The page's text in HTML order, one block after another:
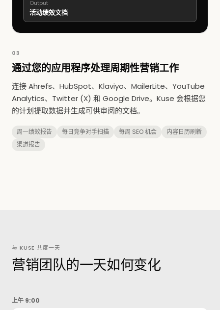
Output
活动绩效文档
03
通过您的应用程序处理周期性营销工作
连接 Ahrefs、HubSpot、Klaviyo、MailerLite、YouTube
Analytics、Twitter (X) 和 Google Drive。Kuse 会根据您
的计划提取数据并生成可供审阅的文档。
周一绩效报告 每日竞争对手扫描 每周 SEO 机会
内容日历刷新
渠道报告
与 KUSE 共度一天
营销团队的一天如何变化
上午 9:00